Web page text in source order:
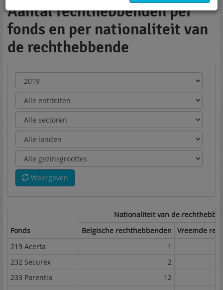
Aantal rechthebbenden per
fonds en per nationaliteit van
de rechthebbende
Weergeven
Fonds
Nationaliteit van de
Belgische rechthebbenden
Vreemde
219 Acerta
1
232 Securex
2
233 Parentia
12